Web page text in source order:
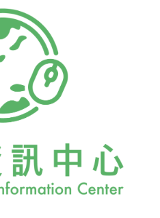
它採用的是美商A123的奈米
，能有效輔助長途騎程或是
公里。而電池在時速30公里
小時，充電也只要一個小
騎到野外時可多帶一兩顆電